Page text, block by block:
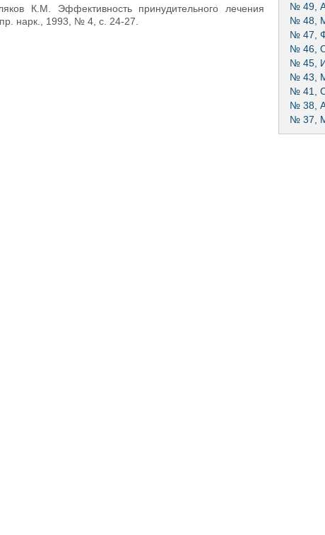
К.М. Эффективность принудительного лечения
нарк., 1993, № 4, с. 24-27.
№ 49,
№ 48,
№ 47,
№ 46,
№ 45,
№ 43,
№ 41,
№ 38,
№ 37,